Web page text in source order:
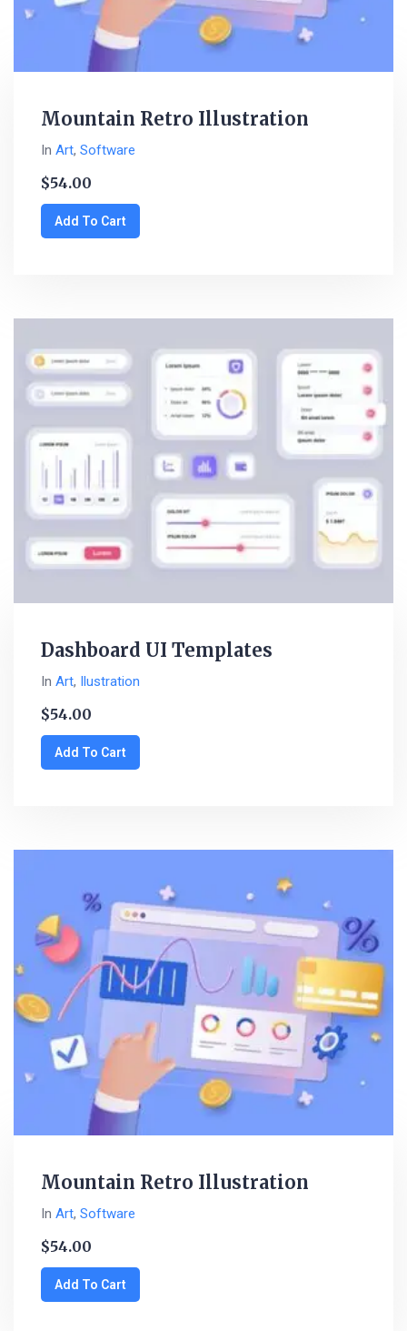
Mountain Retro Illustration
In Art, Software
$54.00
Add To Cart
Dashboard UI Templates
In Art, Ilustration
$54.00
Add To Cart
Mountain Retro Illustration
In Art, Software
$54.00
Add To Cart